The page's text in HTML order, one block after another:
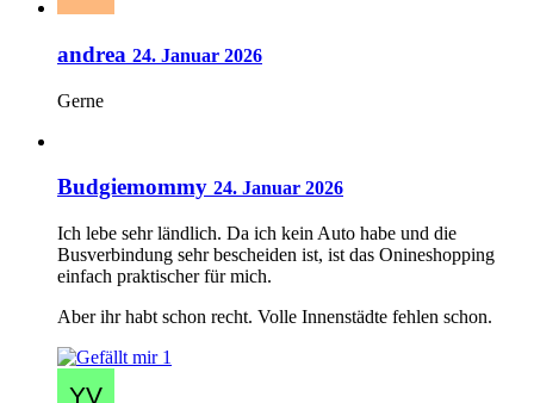
andrea 24. Januar 2026
Gerne
Budgiemommy 24. Januar 2026
Ich lebe sehr ländlich. Da ich kein Auto habe und die
Busverbindung sehr bescheiden ist, ist das Onineshopping
einfach praktischer für mich.
Aber ihr habt schon recht. Volle Innenstädte fehlen schon.
1